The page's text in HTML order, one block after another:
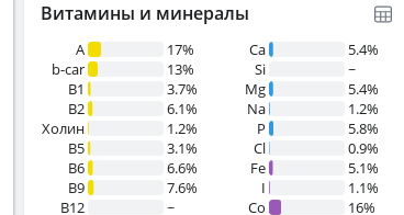
Витамины и минералы
A
17%
b-car
13%
В1
3.7%
B2
6.1%
Холин
1.2%
B5
3.1%
B6
6.6%
B9
7.6%
B12
~
Ca
5.4%
Si
~
Mg
5.4%
Na
1.2%
P
5.8%
Cl
0.9%
Fe
5.1%
I
1.1%
Co
16%